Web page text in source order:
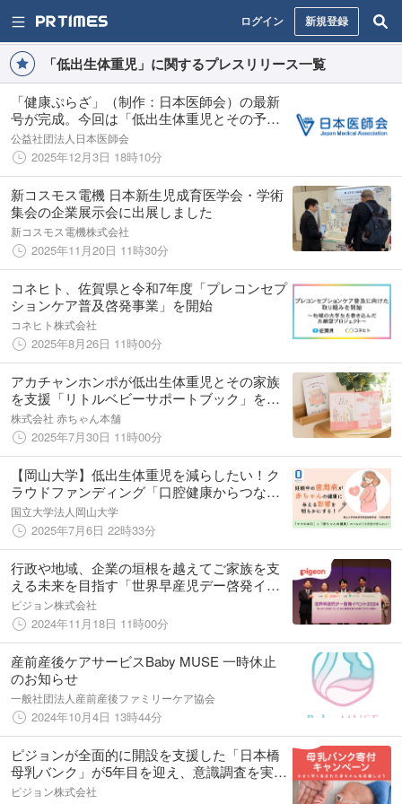
ログイン 新規登録
「低出生体重児」に関するプレスリリース一覧
「健康ぷらざ」（制作：日本医師会）の最新
号が完成。今回は「低出生体重児とその予
防」がテーマです。
公益社団法人日本医師会
2025年12月3日 18時10分
新コスモス電機 日本新生児成育医学会・学術
集会の企業展示会に出展しました
新コスモス電機株式会社
2025年11月20日 11時30分
コネヒト、佐賀県と令和7年度「プレコンセプ
ションケア普及啓発事業」を開始
コネヒト株式会社
2025年8月26日 11時00分
アカチャンホンポが低出生体重児とその家族
を支援「リトルベビーサポートブック」を制
作
株式会社 赤ちゃん本舗
2025年7月30日 11時00分
【岡山大学】低出生体重児を減らしたい！ク
ラウドファンディング「口腔健康からつなぐ
母子未来プロジェクト」～赤ちゃんの健康の
ために、私たちにできることは何だろう？～
国立大学法人岡山大学
2025年7月6日 22時33分
行政や地域、企業の垣根を越えてご家族を支
える未来を目指す「世界早産児デー啓発イベ
ント2024（会場：都庁）」を初開催
ピジョン株式会社
2024年11月18日 11時00分
産前産後ケアサービスBaby MUSE 一時休止
のお知らせ
一般社団法人産前産後ファミリーケア協会
2024年10月4日 13時44分
ピジョンが全面的に開設を支援した「日本橋
母乳バンク」が5年目を迎え、意識調査を実
施 母乳バンク「言葉も内容も知っている」
ピジョン株式会社